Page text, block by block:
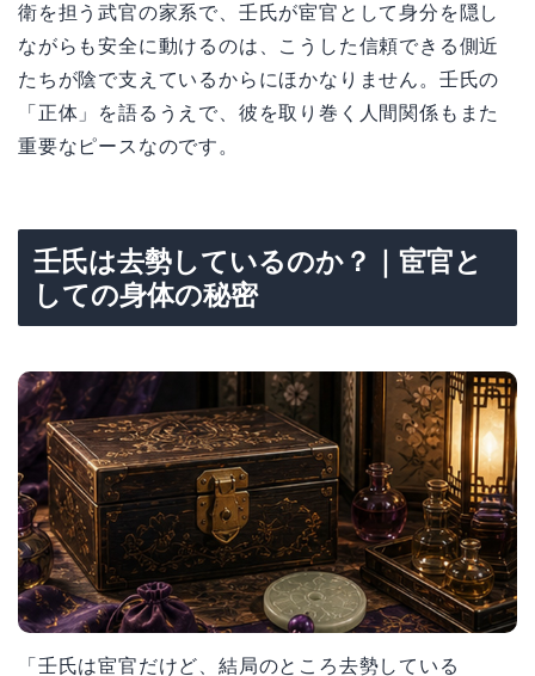
衛を担う武官の家系で、壬氏が宦官として身分を隠し
ながらも安全に動けるのは、こうした信頼できる側近
たちが陰で支えているからにほかなりません。壬氏の
「正体」を語るうえで、彼を取り巻く人間関係もまた
重要なピースなのです。
壬氏は去勢しているのか？｜宦官と
しての身体の秘密
「壬氏は宦官だけど、結局のところ去勢している